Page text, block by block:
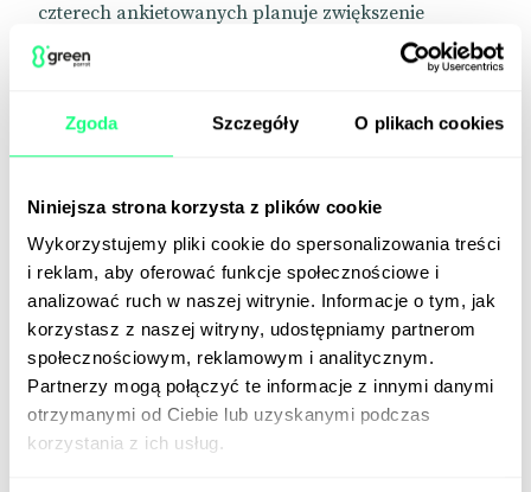
Zgoda Szczegóły O plikach cookies
Niniejsza strona korzysta z plików cookie
Wykorzystujemy pliki cookie do spersonalizowania treści
i reklam, aby oferować funkcje społecznościowe i
analizować ruch w naszej witrynie. Informacje o tym, jak
korzystasz z naszej witryny, udostępniamy partnerom
społecznościowym, reklamowym i analitycznym.
Partnerzy mogą połączyć te informacje z innymi danymi
otrzymanymi od Ciebie lub uzyskanymi podczas
korzystania z ich usług.
czterech ankietowanych planuje zwiększenie
wydatków na reklamę na TikToku w ciągu
najbliższych 12 miesięcy. Ponad połowa
prawdopodobne lub zupełnie nieprawdopodobne
jest, aby rząd federalny zakazał działalności
jest to opłacalna platforma w kontekście
długoterminowych strategii marketingowych.
Jednocześnie, 82% ankietowanych uważa, że
ewentualny zakaz TikToka miałby wpływ na
realizację celów marketingowych w mediach
społecznościowych.
📰MarketingDive